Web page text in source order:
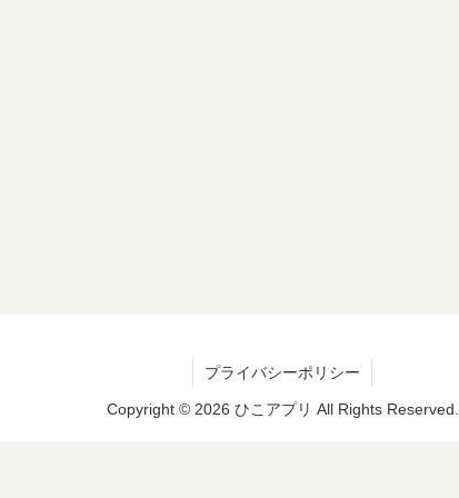
プライバシーポリシー
Copyright © 2026 ひこアプリ All Rights Reserved.